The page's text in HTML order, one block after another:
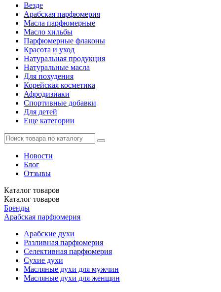
Везде
Арабская парфюмерия
Масла парфюмерные
Масло хильбы
Парфюмерные флаконы
Красота и уход
Натуральная продукция
Натуральные масла
Для похудения
Корейская косметика
Афродизиаки
Спортивные добавки
Для детей
Еще категории
Новости
Блог
Отзывы
Каталог товаров
Каталог товаров
Бренды
Арабская парфюмерия
Арабские духи
Разливная парфюмерия
Селективная парфюмерия
Сухие духи
Масляные духи для мужчин
Масляные духи для женщин